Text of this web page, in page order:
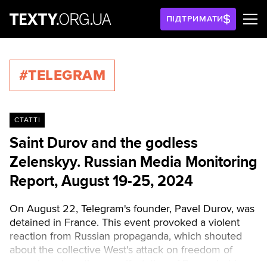
ПІДТРИМАТИ
#TELEGRAM
СТАТТІ
Saint Durov and the godless
Zelenskyy. Russian Media Monitoring
Report, August 19-25, 2024
On August 22, Telegram's founder, Pavel Durov, was
detained in France. This event provoked a violent
reaction from Russian propaganda, which shouted
about the collective West's attack on freedom of